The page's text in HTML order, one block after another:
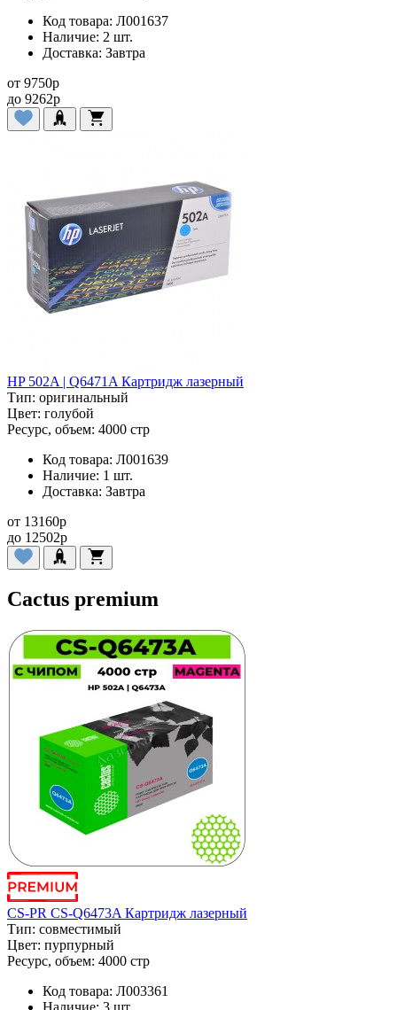
Код товара: Л001637
Наличие: 2 шт.
Доставка: Завтра
от 9750p
до 9262p
HP 502A | Q6471A Картридж лазерный
Тип: оригинальный
Цвет: голубой
Ресурс, объем: 4000 стр
Код товара: Л001639
Наличие: 1 шт.
Доставка: Завтра
от 13160p
до 12502p
Cactus premium
CS-PR CS-Q6473A Картридж лазерный
Тип: совместимый
Цвет: пурпурный
Ресурс, объем: 4000 стр
Код товара: Л003361
Наличие: 3 шт.